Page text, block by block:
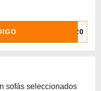
sofás seleccionados